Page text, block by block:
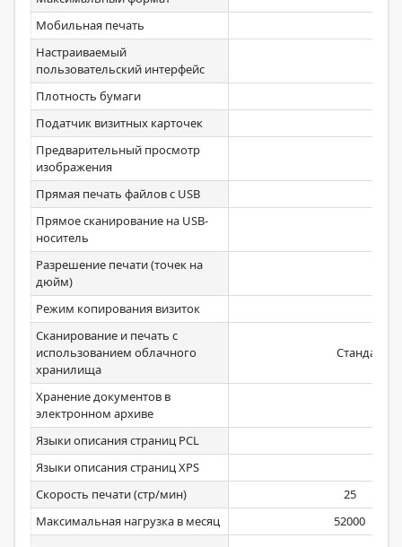
Мобильная печать
Настраиваемый
пользовательский интерфейс
Плотность бумаги
Податчик визитных карточек
Предварительный просмотр
изображения
Прямая печать файлов с USB
Прямое сканирование на USB-
носитель
Разрешение печати (точек на
дюйм)
Режим копирования визиток
Сканирование и печать с
использованием облачного
хранилища
Хранение документов в
электронном архиве
Языки описания страниц PCL
Языки описания страниц XPS
Скорость печати (стр/мин)
25
Максимальная нагрузка в месяц
52000